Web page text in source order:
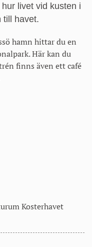
livet vid kusten i
till havet.
hamn hittar du en
Här kan du
finns även ett café
Kosterhavet